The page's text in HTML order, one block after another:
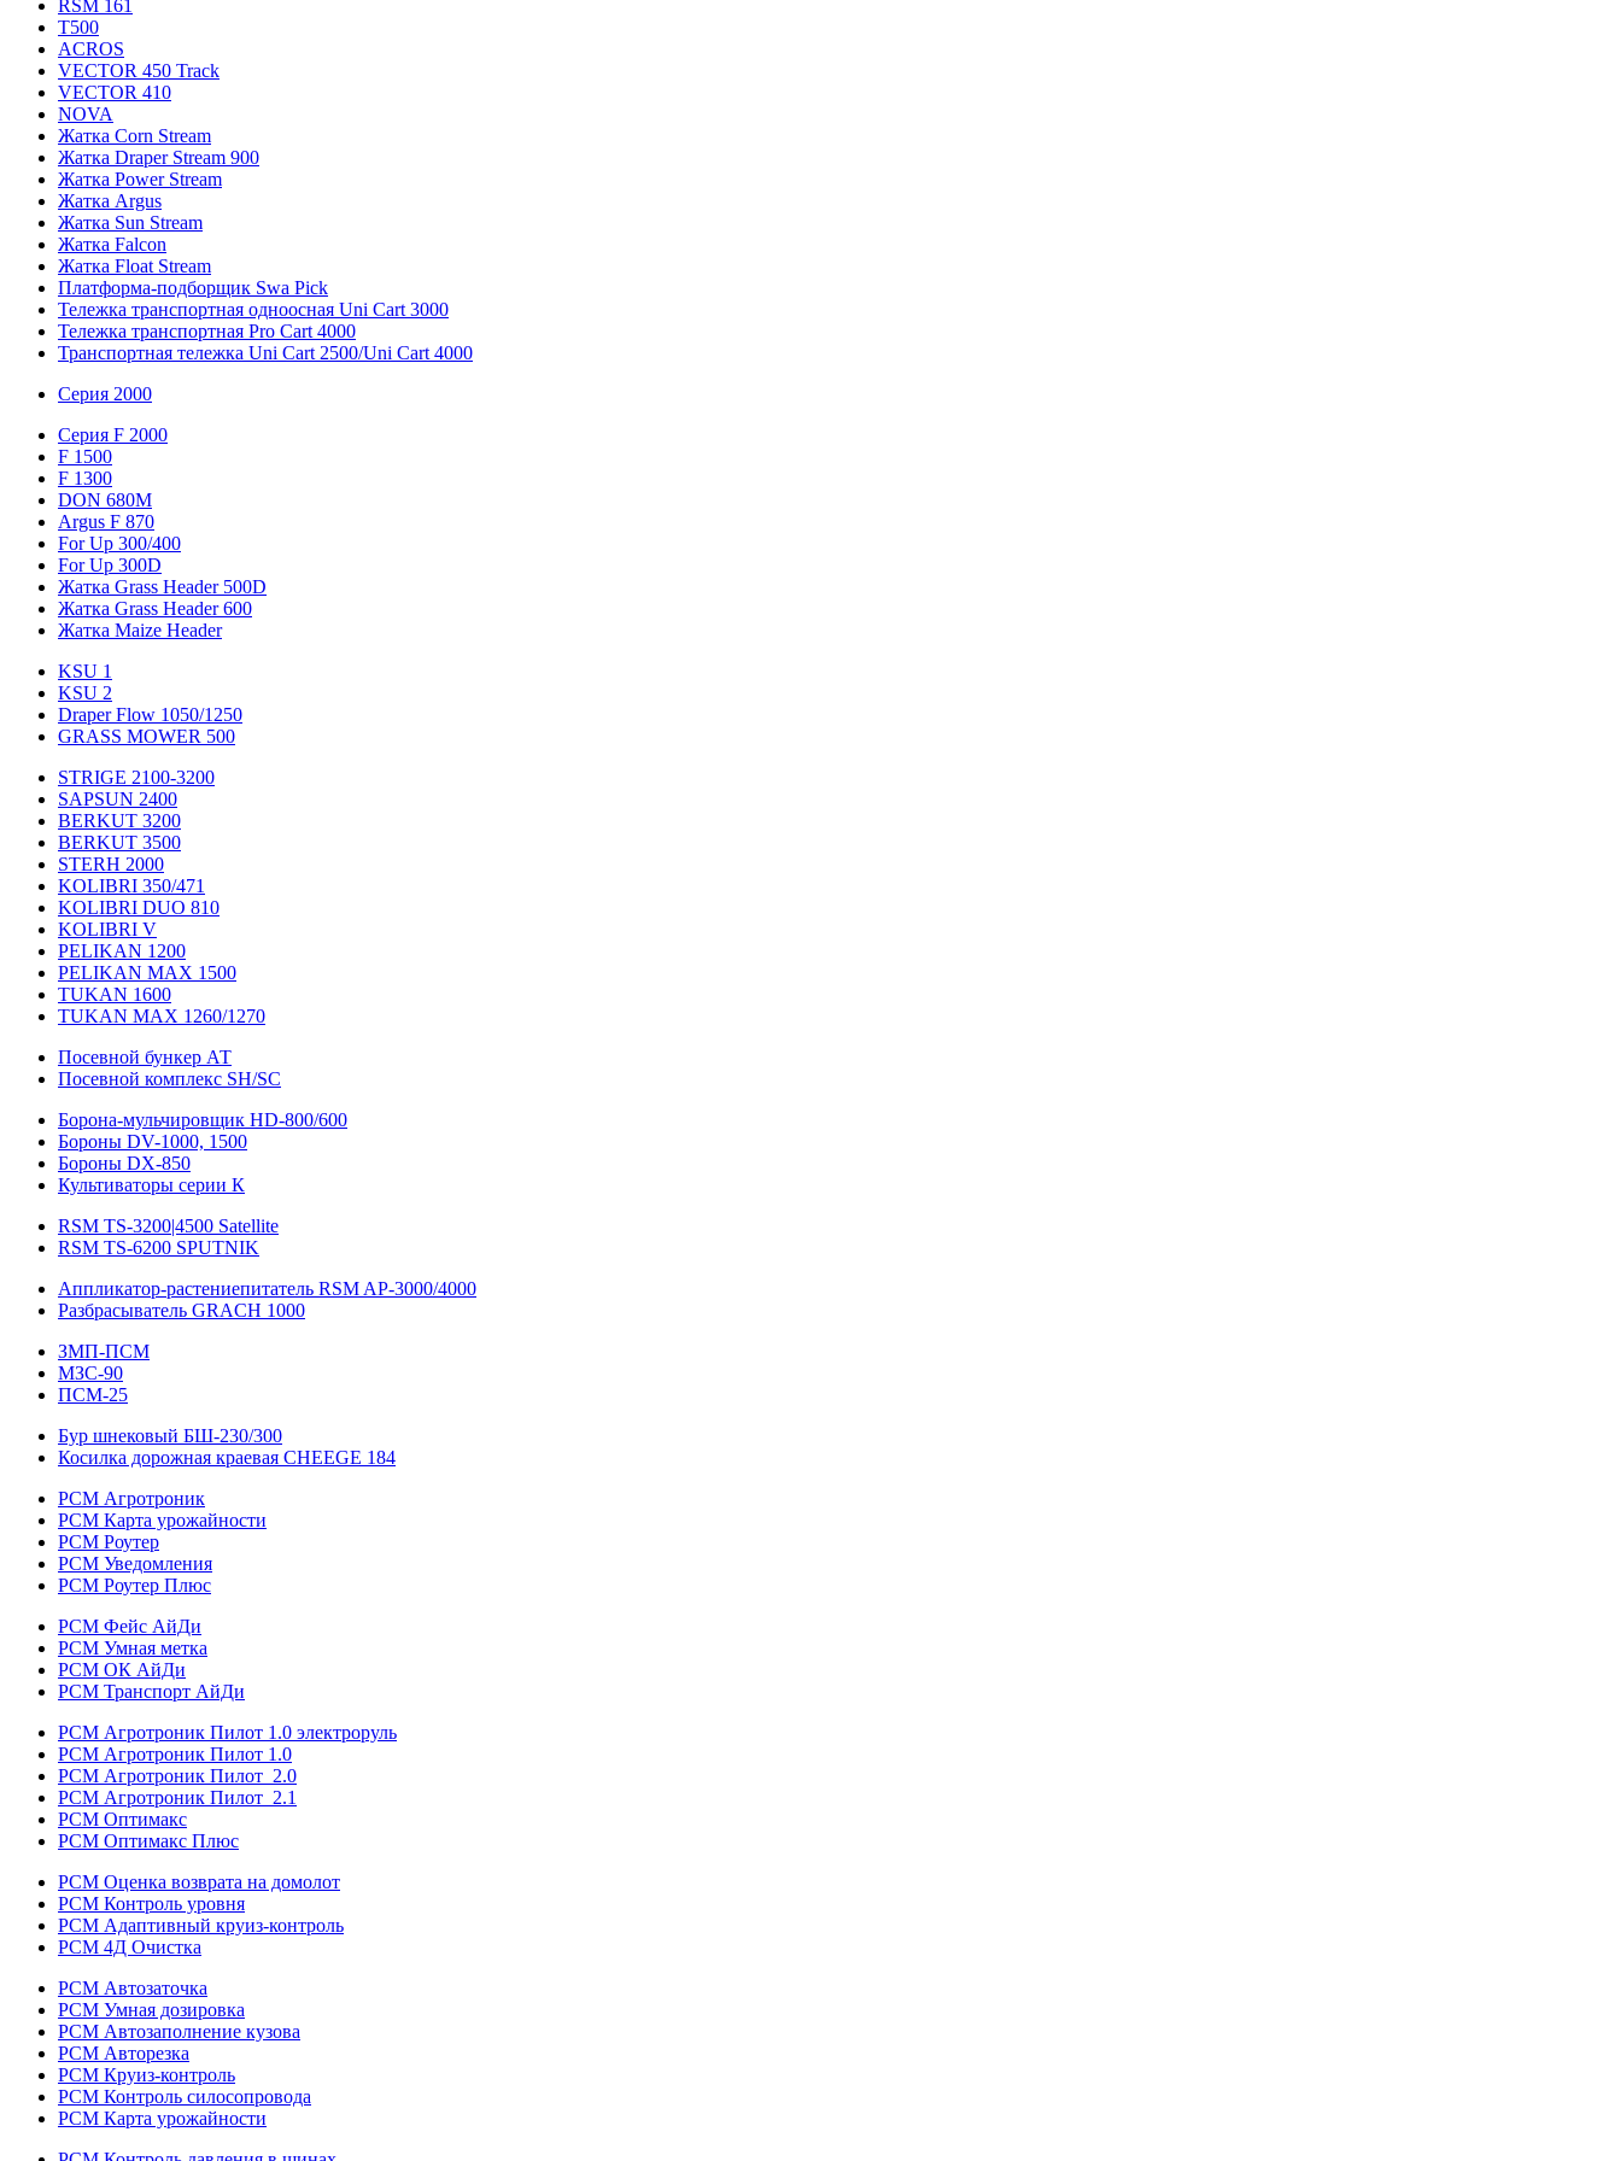
RSM 161
T500
ACROS
VECTOR 450 Track
VECTOR 410
NOVA
Жатка Corn Stream
Жатка Draper Stream 900
Жатка Power Stream
Жатка Argus
Жатка Sun Stream
Жатка Falcon
Жатка Floаt Stream
Платформа-подборщик Swa Pick
Тележка транспортная одноосная Uni Cart 3000
Тележка транспортная Pro Cart 4000
Транспортная тележка Uni Cart 2500/Uni Cart 4000
Серия 2000
Серия F 2000
F 1500
F 1300
DON 680M
Argus F 870
For Up 300/400
For Up 300D
Жатка Grass Header 500D
Жатка Grass Header 600
Жатка Maize Header
KSU 1
KSU 2
Draper Flow 1050/1250
GRASS MOWER 500
STRIGE 2100-3200
SAPSUN 2400
BERKUT 3200
BERKUT 3500
STERH 2000
KOLIBRI 350/471
KOLIBRI DUO 810
KOLIBRI V
PELIKAN 1200
PELIKAN MAX 1500
TUKAN 1600
TUKAN MAX 1260/1270
Посевной бункер АТ
Посевной комплекс SH/SC
Борона-мульчировщик HD-800/600
Бороны DV-1000, 1500
Бороны DX-850
Культиваторы серии К
RSM TS-3200|4500 Satellite
RSM TS-6200 SPUTNIK
Аппликатор-растениепитатель RSM AP-3000/4000
Разбрасыватель GRACH 1000
ЗМП-ПСМ
МЗС-90
ПСМ-25
Бур шнековый БШ-230/300
Косилка дорожная краевая CHEEGE 184
РСМ Агротроник
РСМ Карта урожайности
РСМ Роутер
РСМ Уведомления
РСМ Роутер Плюс
РСМ Фейс АйДи
РСМ Умная метка
РСМ ОК АйДи
РСМ Транспорт АйДи
РСМ Агротроник Пилот 1.0 электроруль
РСМ Агротроник Пилот 1.0
РСМ Агротроник Пилот 2.0
РСМ Агротроник Пилот 2.1
РСМ Оптимакс
РСМ Оптимакс Плюс
РСМ Оценка возврата на домолот
РСМ Контроль уровня
РСМ Адаптивный круиз-контроль
РСМ 4Д Очистка
РСМ Автозаточка
РСМ Умная дозировка
РСМ Автозаполнение кузова
РСМ Авторезка
РСМ Круиз-контроль
РСМ Контроль силосопровода
РСМ Карта урожайности